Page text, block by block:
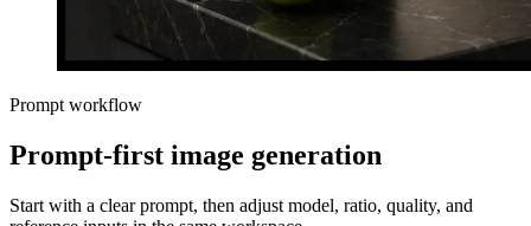
Prompt workflow
Prompt-first image generation
Start with a clear prompt, then adjust model, ratio, quality, and